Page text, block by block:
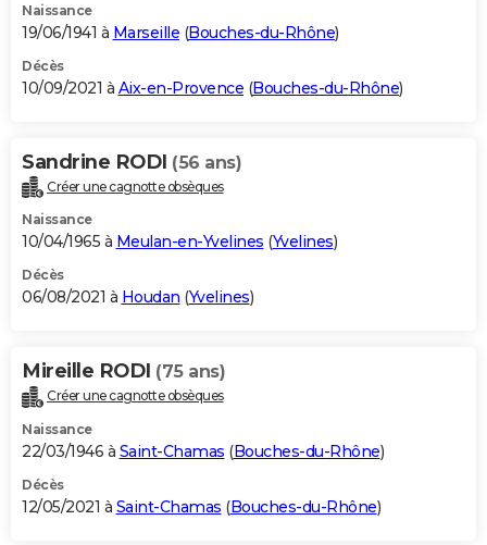
Naissance
19/06/1941 à Marseille (Bouches-du-Rhône)
Décès
10/09/2021 à Aix-en-Provence (Bouches-du-Rhône)
Sandrine RODI (56 ans)
Créer une cagnotte obsèques
Naissance
10/04/1965 à Meulan-en-Yvelines (Yvelines)
Décès
06/08/2021 à Houdan (Yvelines)
Mireille RODI (75 ans)
Créer une cagnotte obsèques
Naissance
22/03/1946 à Saint-Chamas (Bouches-du-Rhône)
Décès
12/05/2021 à Saint-Chamas (Bouches-du-Rhône)